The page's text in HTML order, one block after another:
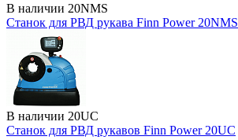
В наличии 20NMS
Станок для РВД рукава Finn Power 20NMS
В наличии 20UC
Станок для РВД рукавов Finn Power 20UC